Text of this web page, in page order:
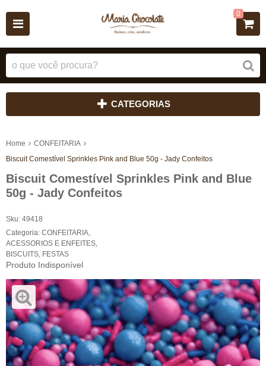
0
CATEGORIAS
Home
CONFEITARIA
Biscuit Comestível Sprinkles Pink and Blue 50g - Jady Confeitos
Biscuit Comestível Sprinkles Pink and Blue
50g - Jady Confeitos
Sku: 49418
Categoria: CONFEITARIA
ACESSORIOS E ENFEITES
BISCUITS FESTAS
Produto Indisponível